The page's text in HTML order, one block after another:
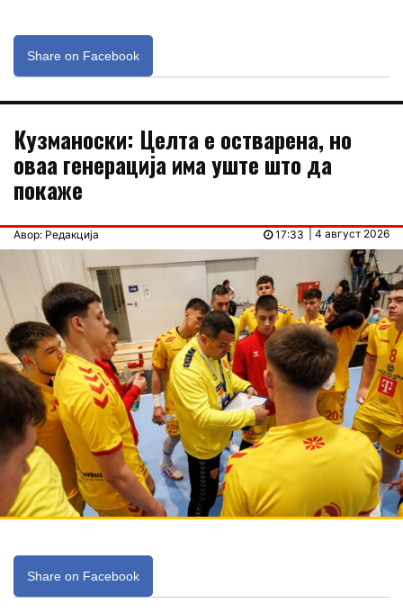
Share on Facebook
Кузманоски: Целта е остварена, но
оваа генерација има уште што да
покаже
Авор: Редакција | 4 август 2026
17:33
Share on Facebook